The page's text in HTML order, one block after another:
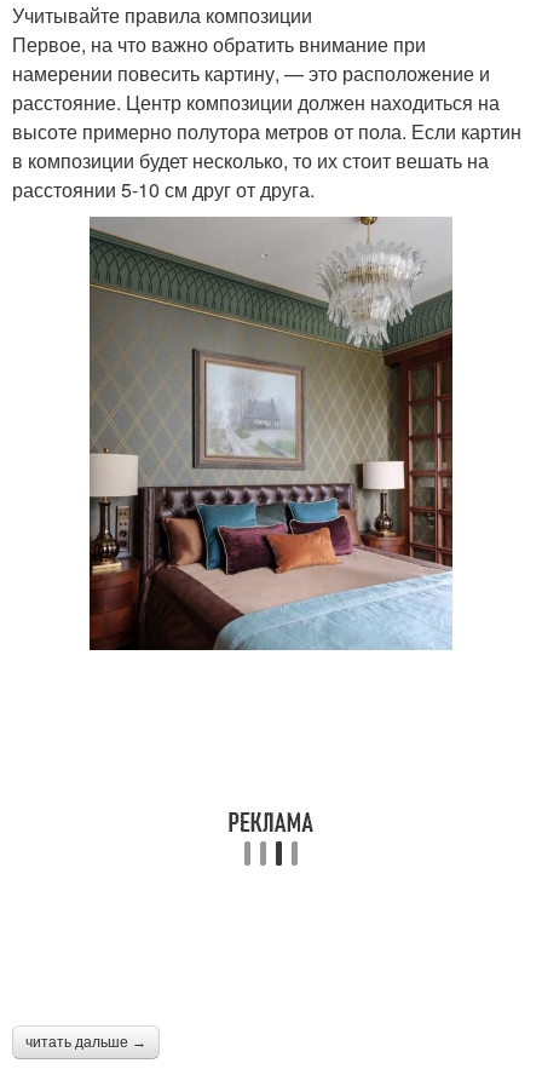
Учитывайте правила композиции
Первое, на что важно обратить внимание при
намерении повесить картину, — это расположение и
расстояние. Центр композиции должен находиться на
высоте примерно полутора метров от пола. Если картин
в композиции будет несколько, то их стоит вешать на
расстоянии 5-10 см друг от друга.
читать дальше →